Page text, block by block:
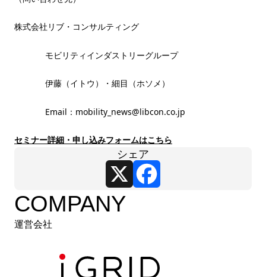
株式会社リブ・コンサルティング
モビリティインダストリーグループ
伊藤（イトウ）・細目（ホソメ）
Email：mobility_news@libcon.co.jp
セミナー詳細・申し込みフォームはこちら
シェア
X
COMPANY
運営会社